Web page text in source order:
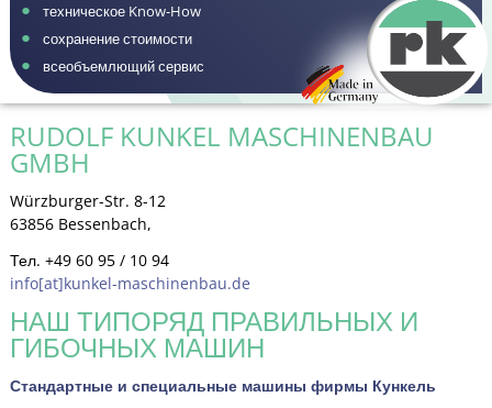
техническое Know-How
сохранение стоимости
всеобъемлющий сервис
RUDOLF KUNKEL MASCHINENBAU
GMBH
Würzburger-Str. 8-12
63856 Bessenbach,
Тел. +49 60 95 / 10 94
info[at]kunkel-maschinenbau.de
НАШ ТИПОРЯД ПРАВИЛЬНЫХ И
ГИБОЧНЫХ МАШИН
Стандартные и специальные машины фирмы Кункель